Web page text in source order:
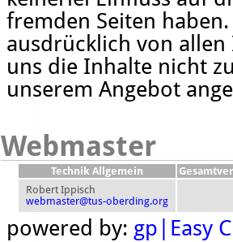
fremden Seiten
ausdrücklich von
uns die Inhalte nicht
unserem Angebot
Webmaster
Technik Allgemein
Robert Ippisch
webmaster@tus-oberding.org
powered by: gp|Easy